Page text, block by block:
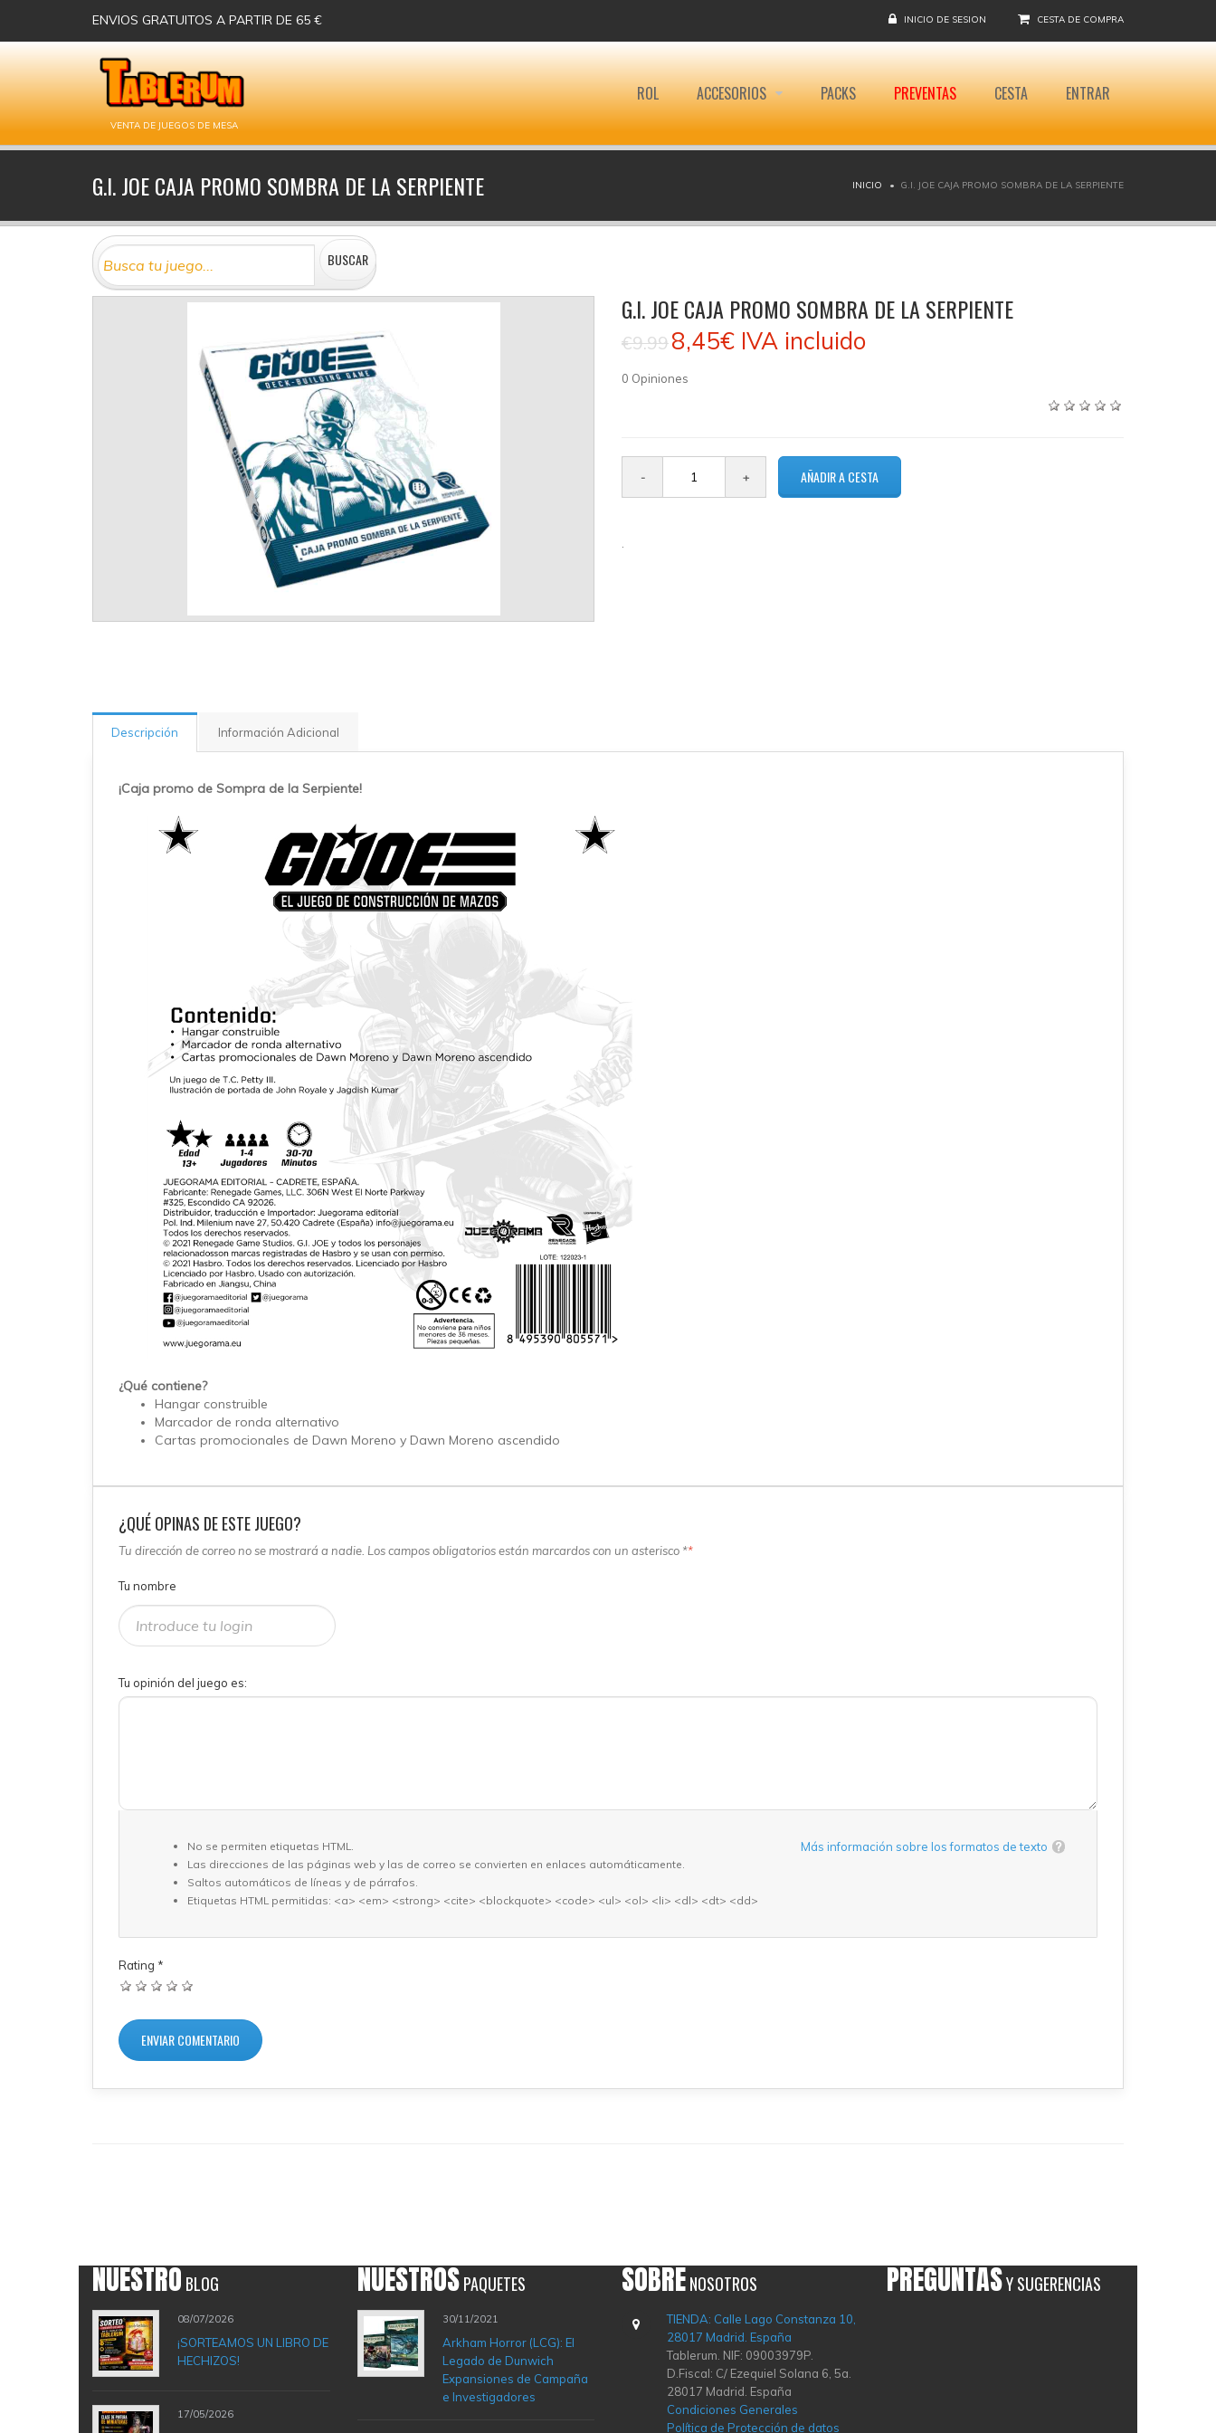
ENVIOS GRATUITOS A PARTIR DE 65 € INICIO DE SESION CESTA DE COMPRA
VENTA DE JUEGOS DE MESA
ROL ACCESORIOS PACKS PREVENTAS CESTA ENTRAR
G.I. JOE CAJA PROMO SOMBRA DE LA SERPIENTE INICIO G.I. JOE CAJA PROMO SOMBRA DE LA SERPIENTE
G.I. JOE CAJA PROMO SOMBRA DE LA SERPIENTE
€9.998,45€ IVA incluido
0 Opiniones
Descripción Información Adicional
¡Caja promo de Sompra de la Serpiente!
¿Qué contiene?
Hangar construible
Marcador de ronda alternativo
Cartas promocionales de Dawn Moreno y Dawn Moreno ascendido
¿QUÉ OPINAS DE ESTE JUEGO?
Tu dirección de correo no se mostrará a nadie. Los campos obligatorios están marcardos con un asterisco **
Tu nombre
Tu opinión del juego es:
Más información sobre los formatos de texto
No se permiten etiquetas HTML.
Las direcciones de las páginas web y las de correo se convierten en enlaces automáticamente.
Saltos automáticos de líneas y de párrafos.
Etiquetas HTML permitidas: <a> <em> <strong> <cite> <blockquote> <code> <ul> <ol> <li> <dl> <dt> <dd>
Rating *
NUESTROBLOG
08/07/2026
¡SORTEAMOS UN LIBRO DE
HECHIZOS!
17/05/2026
NUESTROSPAQUETES
30/11/2021
Arkham Horror (LCG): El
Legado de Dunwich
Expansiones de Campaña
e Investigadores
SOBRENOSOTROS
TIENDA: Calle Lago Constanza 10,
28017 Madrid. España
Tablerum. NIF: 09003979P.
D.Fiscal: C/ Ezequiel Solana 6, 5a.
28017 Madrid. España
Condiciones Generales
Política de Protección de datos
PREGUNTASY SUGERENCIAS